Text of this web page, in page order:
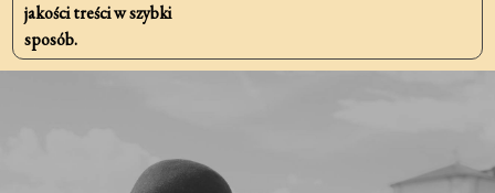
jakości treści w szybki
sposób.